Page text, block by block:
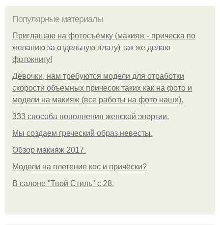
Популярные материалы
Приглашаю на фотосъёмку (макияж - прическа по
желанию за отдельную плату) так же делаю
фотокнигу!
Девочки, нам требуются модели для отработки
скорости объемных причесок таких как на фото и
модели на макияж (все работы на фото наши).
333 способа пополнения женской энергии.
Мы создаем греческий образ невесты.
Обзор макияж 2017.
Модели на плетение кос и причёски?
В салоне "Твой Стиль" с 28.